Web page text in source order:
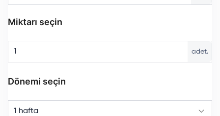
Miktarı seçin
adet.
Dönemi seçin
1 hafta